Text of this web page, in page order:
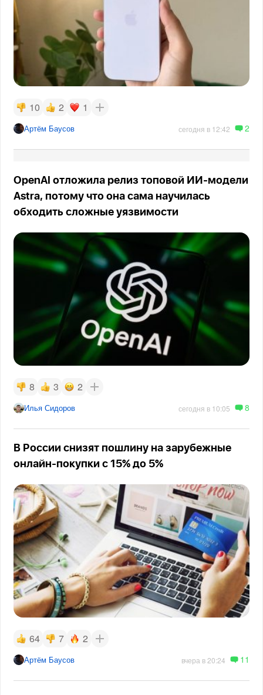
10 2 1
Артём Баусов сегодня в 12:42 2
OpenAI отложила релиз топовой ИИ-модели
Astra, потому что она сама научилась
обходить сложные уязвимости
8 3 2
Илья Сидоров сегодня в 10:05 8
В России снизят пошлину на зарубежные
онлайн-покупки с 15% до 5%
64 7 2
Артём Баусов вчера в 20:24 11